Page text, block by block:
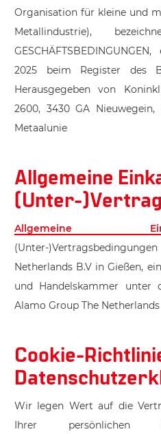
Organisation für kleine und
Metallindustrie),
2025 beim Register des
Herausgegeben von
2600, 3430 GA
Metaalunie
Allgemeine
(Unter-
Allgemeine
(Unter-
Netherlands B.V in Gießen,
und Handelskammer unter
Alamo Group The Netherlands
Cookie-
Wir legen Wert auf die
Ihrer